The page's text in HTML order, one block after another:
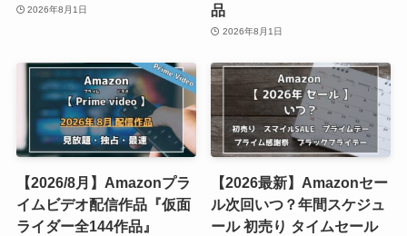
2026年8月1日
品
2026年8月1日
【2026/8月】Amazonプラ
イムビデオ配信作品『仮面
ライダー全144作品』
【2026最新】Amazonセー
ル次回いつ？年間スケジュ
ール 初売り タイムセール